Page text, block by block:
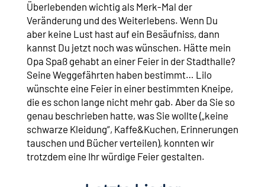
Überlebenden wichtig als Merk-Mal der
Veränderung und des Weiterlebens. Wenn Du
aber keine Lust hast auf ein Besäufniss, dann
kannst Du jetzt noch was wünschen. Hätte mein
Opa Spaß gehabt an einer Feier in der Stadthalle?
Seine Weggefährten haben bestimmt… Lilo
wünschte eine Feier in einer bestimmten Kneipe,
die es schon lange nicht mehr gab. Aber da Sie so
genau beschrieben hatte, was Sie wollte („keine
schwarze Kleidung“, Kaffe&Kuchen, Erinnerungen
tauschen und Bücher verteilen), konnten wir
trotzdem eine Ihr würdige Feier gestalten.